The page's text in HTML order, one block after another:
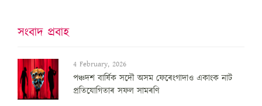
সংবাদ প্ৰবাহ
4 February, 2026
পঞ্চদশ বার্ষিক সদৌ অসম ফেৰেংগাদাও একাংক নাট
প্রতিযোগিতাৰ সফল সামৰণি